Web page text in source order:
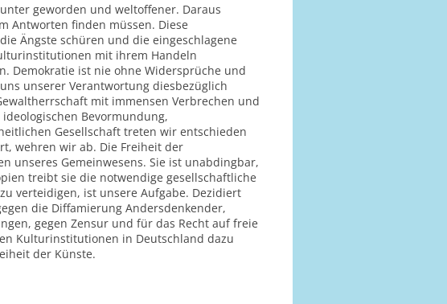
geworden und weltoffener. Daraus
Antworten finden müssen. Diese
Ängste schüren und die eingeschlagene
mit ihrem Handeln
Demokratie ist nie ohne Widersprüche und
unserer Verantwortung diesbezüglich
mit immensen Verbrechen und
Bevormundung,
Gesellschaft treten wir entschieden
wehren wir ab. Die Freiheit der
unseres Gemeinwesens. Sie ist unabdingbar,
treibt sie die notwendige gesellschaftliche
verteidigen, ist unsere Aufgabe. Dezidiert
die Diffamierung Andersdenkender,
gegen Zensur und für das Recht auf freie
Kulturinstitutionen in Deutschland dazu
der Künste.